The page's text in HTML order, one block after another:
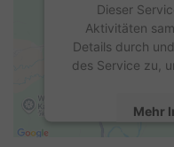
Dieser
Aktivitäten
Details durch
des Service zu,
Mehr